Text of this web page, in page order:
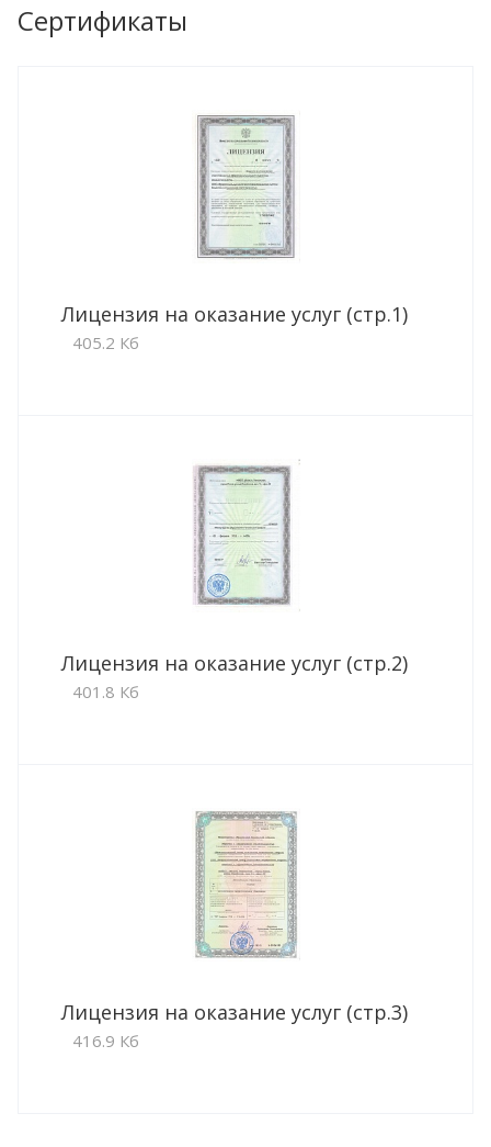
Сертификаты
Лицензия на оказание услуг (стр.1)
405.2 Кб
Лицензия на оказание услуг (стр.2)
401.8 Кб
Лицензия на оказание услуг (стр.3)
416.9 Кб